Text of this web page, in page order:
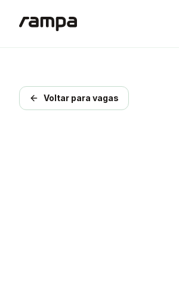
Voltar para vagas